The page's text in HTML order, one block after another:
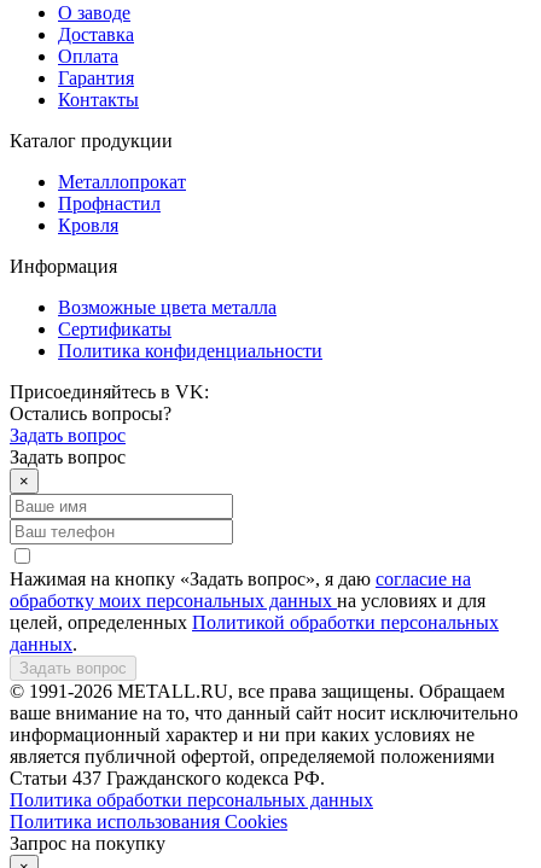
О заводе
Доставка
Оплата
Гарантия
Контакты
Каталог продукции
Металлопрокат
Профнастил
Кровля
Информация
Возможные цвета металла
Сертификаты
Политика конфиденциальности
Присоединяйтесь в VK:
Остались вопросы?
Задать вопрос
Задать вопрос
×
Нажимая на кнопку «Задать вопрос», я даю согласие на
обработку моих персональных данных на условиях и для
целей, определенных Политикой обработки персональных
данных.
Задать вопрос
© 1991-2026 METALL.RU, все права защищены. Обращаем
ваше внимание на то, что данный сайт носит исключительно
информационный характер и ни при каких условиях не
является публичной офертой, определяемой положениями
Статьи 437 Гражданского кодекса РФ.
Политика обработки персональных данных
Политика использования Сookies
Запрос на покупку